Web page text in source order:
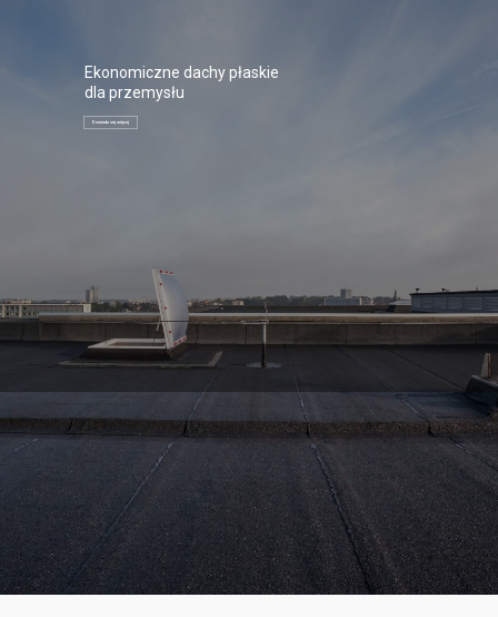
Ekonomiczne dachy płaskie
dla przemysłu
Dowiedz się więcej